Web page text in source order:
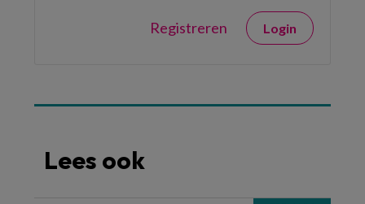
Registreren Login
Lees ook